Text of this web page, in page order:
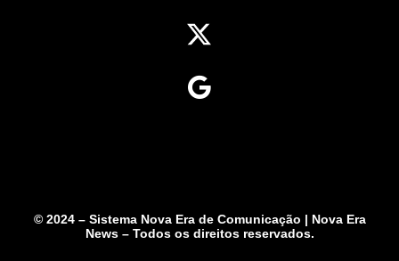
© 2024 – Sistema Nova Era de Comunicação | Nova Era
News – Todos os direitos reservados.